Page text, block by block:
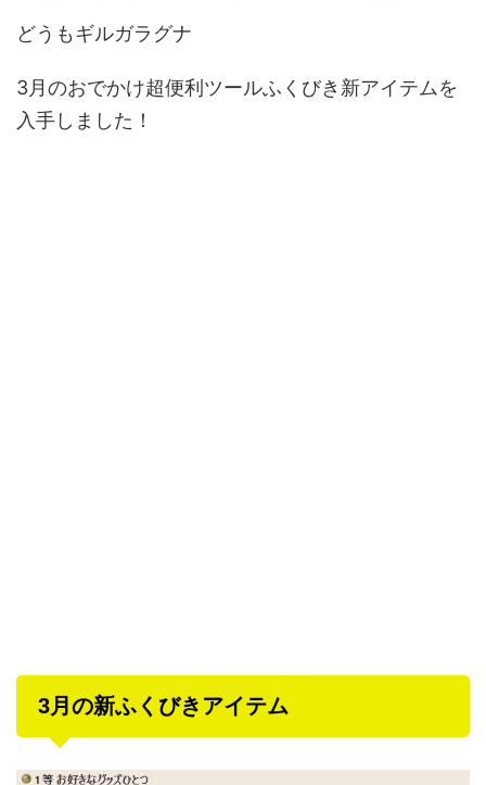
どうもギルガラグナ
3月のおでかけ超便利ツールふくびき新アイテムを
入手しました！
3月の新ふくびきアイテム